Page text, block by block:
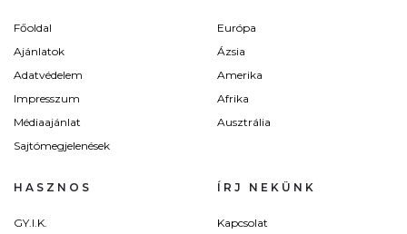
Főoldal
Ajánlatok
Adatvédelem
Impresszum
Médiaajánlat
Sajtómegjelenések
Európa
Ázsia
Amerika
Afrika
Ausztrália
HASZNOS
GY.I.K.
ÍRJ NEKÜNK
Kapcsolat